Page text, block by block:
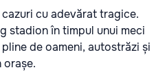
cu adevărat tragice.
stadion în timpul unui meci
de oameni, autostrăzi și
orașe.